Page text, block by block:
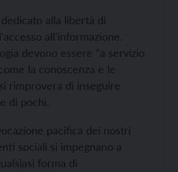
alla libertà di
all'informazione.
devono essere “a servizio
la conoscenza e le
rimprovera di inseguire
di pochi.
pacifica dei nostri
sociali si impegnano a
forma di